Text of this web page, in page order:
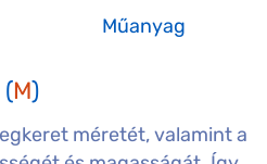
Műanyag
(M)
méretét, valamint a